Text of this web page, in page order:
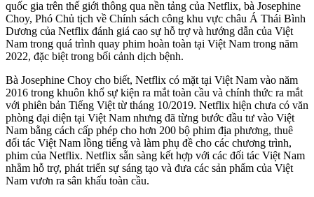
quốc gia trên thế giới thông qua nền tảng của Netflix, bà Josephine
Choy, Phó Chủ tịch về Chính sách công khu vực châu Á Thái Bình
Dương của Netflix đánh giá cao sự hỗ trợ và hướng dẫn của Việt
Nam trong quá trình quay phim hoàn toàn tại Việt Nam trong năm
2022, đặc biệt trong bối cảnh dịch bệnh.
Bà Josephine Choy cho biết, Netflix có mặt tại Việt Nam vào năm
2016 trong khuôn khổ sự kiện ra mắt toàn cầu và chính thức ra mắt
với phiên bản Tiếng Việt từ tháng 10/2019. Netflix hiện chưa có văn
phòng đại diện tại Việt Nam nhưng đã từng bước đầu tư vào Việt
Nam bằng cách cấp phép cho hơn 200 bộ phim địa phương, thuê
đối tác Việt Nam lồng tiếng và làm phụ đề cho các chương trình,
phim của Netflix. Netflix sẵn sàng kết hợp với các đối tác Việt Nam
nhằm hỗ trợ, phát triển sự sáng tạo và đưa các sản phẩm của Việt
Nam vươn ra sân khấu toàn cầu.